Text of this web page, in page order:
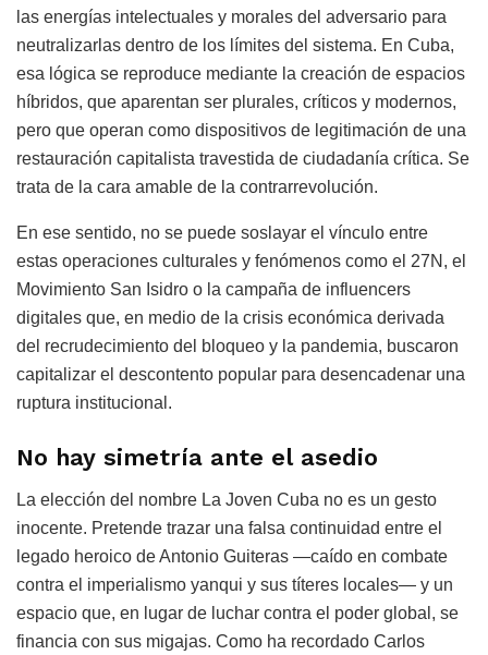
las energías intelectuales y morales del adversario para
neutralizarlas dentro de los límites del sistema. En Cuba,
esa lógica se reproduce mediante la creación de espacios
híbridos, que aparentan ser plurales, críticos y modernos,
pero que operan como dispositivos de legitimación de una
restauración capitalista travestida de ciudadanía crítica. Se
trata de la cara amable de la contrarrevolución.
En ese sentido, no se puede soslayar el vínculo entre
estas operaciones culturales y fenómenos como el 27N, el
Movimiento San Isidro o la campaña de influencers
digitales que, en medio de la crisis económica derivada
del recrudecimiento del bloqueo y la pandemia, buscaron
capitalizar el descontento popular para desencadenar una
ruptura institucional.
No hay simetría ante el asedio
La elección del nombre La Joven Cuba no es un gesto
inocente. Pretende trazar una falsa continuidad entre el
legado heroico de Antonio Guiteras —caído en combate
contra el imperialismo yanqui y sus títeres locales— y un
espacio que, en lugar de luchar contra el poder global, se
financia con sus migajas. Como ha recordado Carlos